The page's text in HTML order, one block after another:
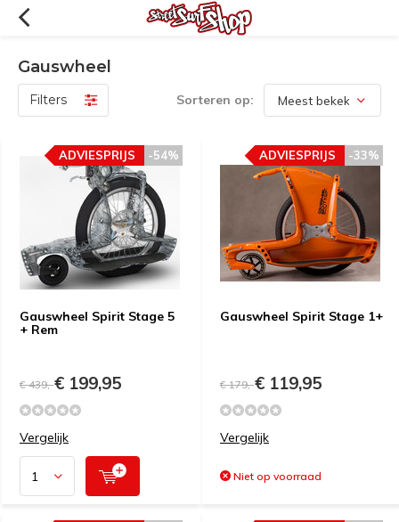
Gauswheel
Filters Sorteren op:
Gauswheel Spirit Stage 5
+ Rem
-54%
ADVIESPRIJS
€ 439,-€ 199,95
Vergelijk
Gauswheel Spirit Stage 1+
-33%
ADVIESPRIJS
€ 179,-€ 119,95
Vergelijk
Niet op voorraad